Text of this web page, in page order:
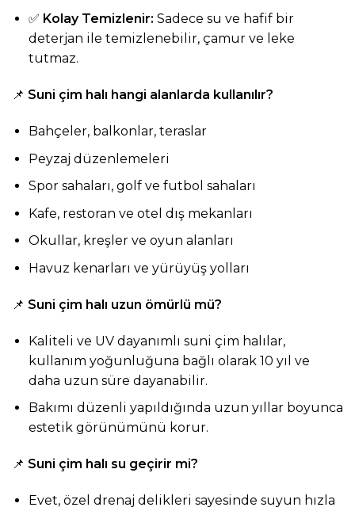
✅ Kolay Temizlenir: Sadece su ve hafif bir
deterjan ile temizlenebilir, çamur ve leke
tutmaz.
📌 Suni çim halı hangi alanlarda kullanılır?
Bahçeler, balkonlar, teraslar
Peyzaj düzenlemeleri
Spor sahaları, golf ve futbol sahaları
Kafe, restoran ve otel dış mekanları
Okullar, kreşler ve oyun alanları
Havuz kenarları ve yürüyüş yolları
📌 Suni çim halı uzun ömürlü mü?
Kaliteli ve UV dayanımlı suni çim halılar,
kullanım yoğunluğuna bağlı olarak 10 yıl ve
daha uzun süre dayanabilir.
Bakımı düzenli yapıldığında uzun yıllar boyunca
estetik görünümünü korur.
📌 Suni çim halı su geçirir mi?
Evet, özel drenaj delikleri sayesinde suyun hızla